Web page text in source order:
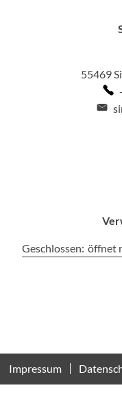
55469
Klicken, um weitere
Geschlossen: öffnet
Impressum